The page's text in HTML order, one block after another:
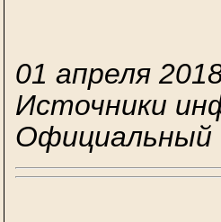
01 апреля
Источники
Официальный